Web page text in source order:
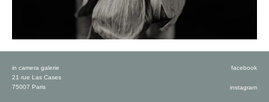
in camera galerie
21 rue Las Cases
75007 Paris
facebook
instagram